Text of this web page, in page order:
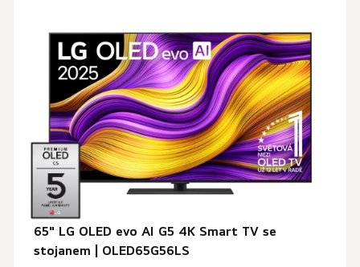
65" LG OLED evo AI G5 4K Smart TV se
stojanem | OLED65G56LS